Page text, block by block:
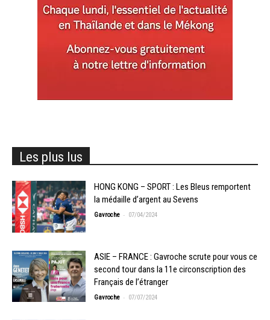
Les plus lus
HONG KONG – SPORT : Les Bleus remportent
la médaille d’argent au Sevens
Gavroche - 07/04/2024
ASIE – FRANCE : Gavroche scrute pour vous ce
second tour dans la 11e circonscription des
Français de l’étranger
Gavroche - 07/07/2024